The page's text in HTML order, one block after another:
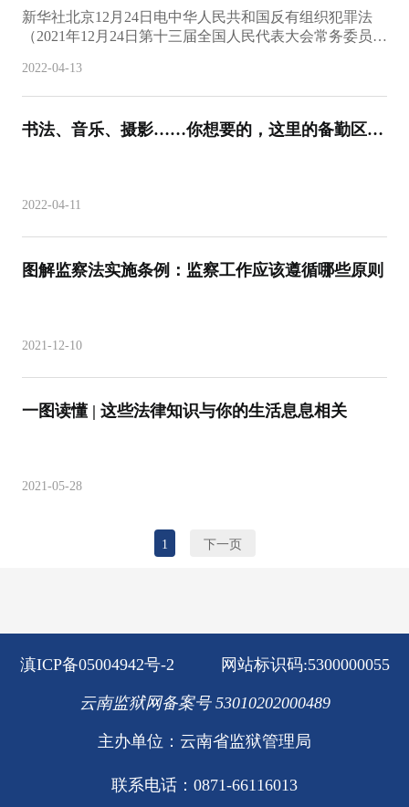
新华社北京12月24日电中华人民共和国反有组织犯罪法
（2021年12月24日第十三届全国人民代表大会常务委员会
治理第三章 案件办理第四章 涉案财产认定和处置第五
章 国家工作人员涉有组织犯罪的处理第六章 国际合作
2022-04-13
书法、音乐、摄影……你想要的，这里的备勤区都
2022-04-11
图解监察法实施条例：监察工作应该遵循哪些原则
2021-12-10
一图读懂 | 这些法律知识与你的生活息息相关
2021-05-28
1 下一页
滇ICP备05004942号-2 网站标识码:5300000055
云南监狱网备案号 53010202000489
主办单位：云南省监狱管理局
联系电话：0871-66116013